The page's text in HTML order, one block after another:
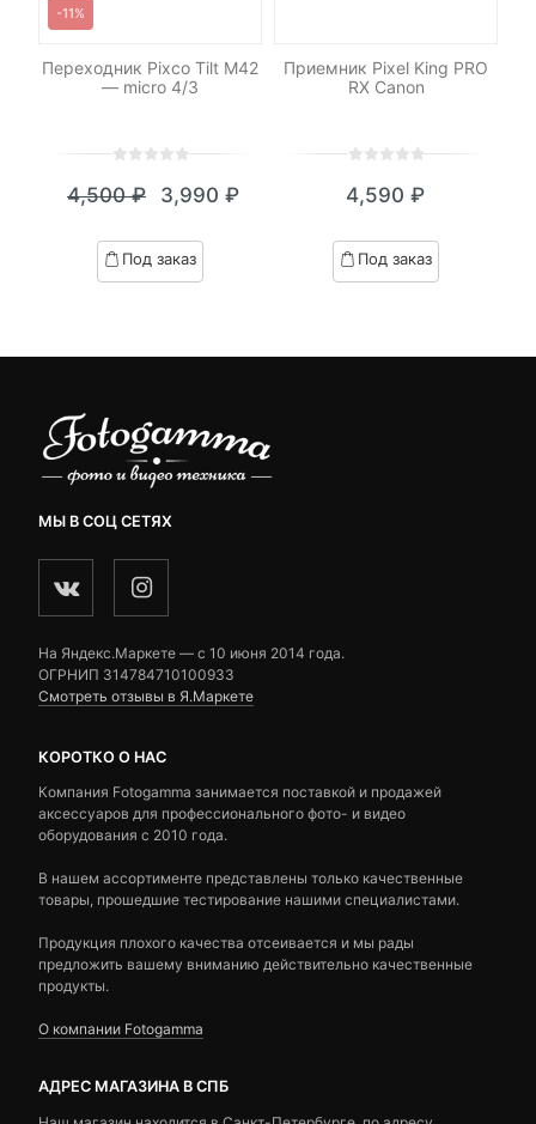
-11%
Переходник Pixco Tilt M42
— micro 4/3
out
based
on
4,500₽
Первоначальная
цена
составляла
3,990 ₽
Текущая
цена:
3,990 ₽.
Под заказ
Приемник Pixel King PRO
RX Canon
out
based
on
4,590 ₽
Под заказ
МЫ В СОЦ СЕТЯХ
На Яндекс.Маркете — c 10 июня 2014 года.
ОГРНИП 314784710100933
Смотреть отзывы в Я.Маркете
КОРОТКО О НАС
Компания Fotogamma занимается поставкой и продажей
аксессуаров для профессионального фото- и видео
оборудования с 2010 года.
В нашем ассортименте представлены только качественные
товары, прошедшие тестирование нашими специалистами.
Продукция плохого качества отсеивается и мы рады
предложить вашему вниманию действительно качественные
продукты.
О компании Fotogamma
АДРЕС МАГАЗИНА В СПБ